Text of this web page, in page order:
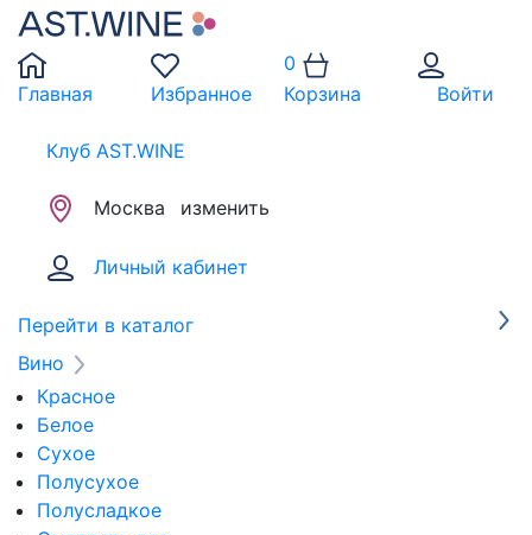
Главная Избранное
0
Корзина
Войти
Клуб AST.WINE
Москва изменить
Личный кабинет
Перейти в каталог
Вино
Красное
Белое
Сухое
Полусухое
Полусладкое